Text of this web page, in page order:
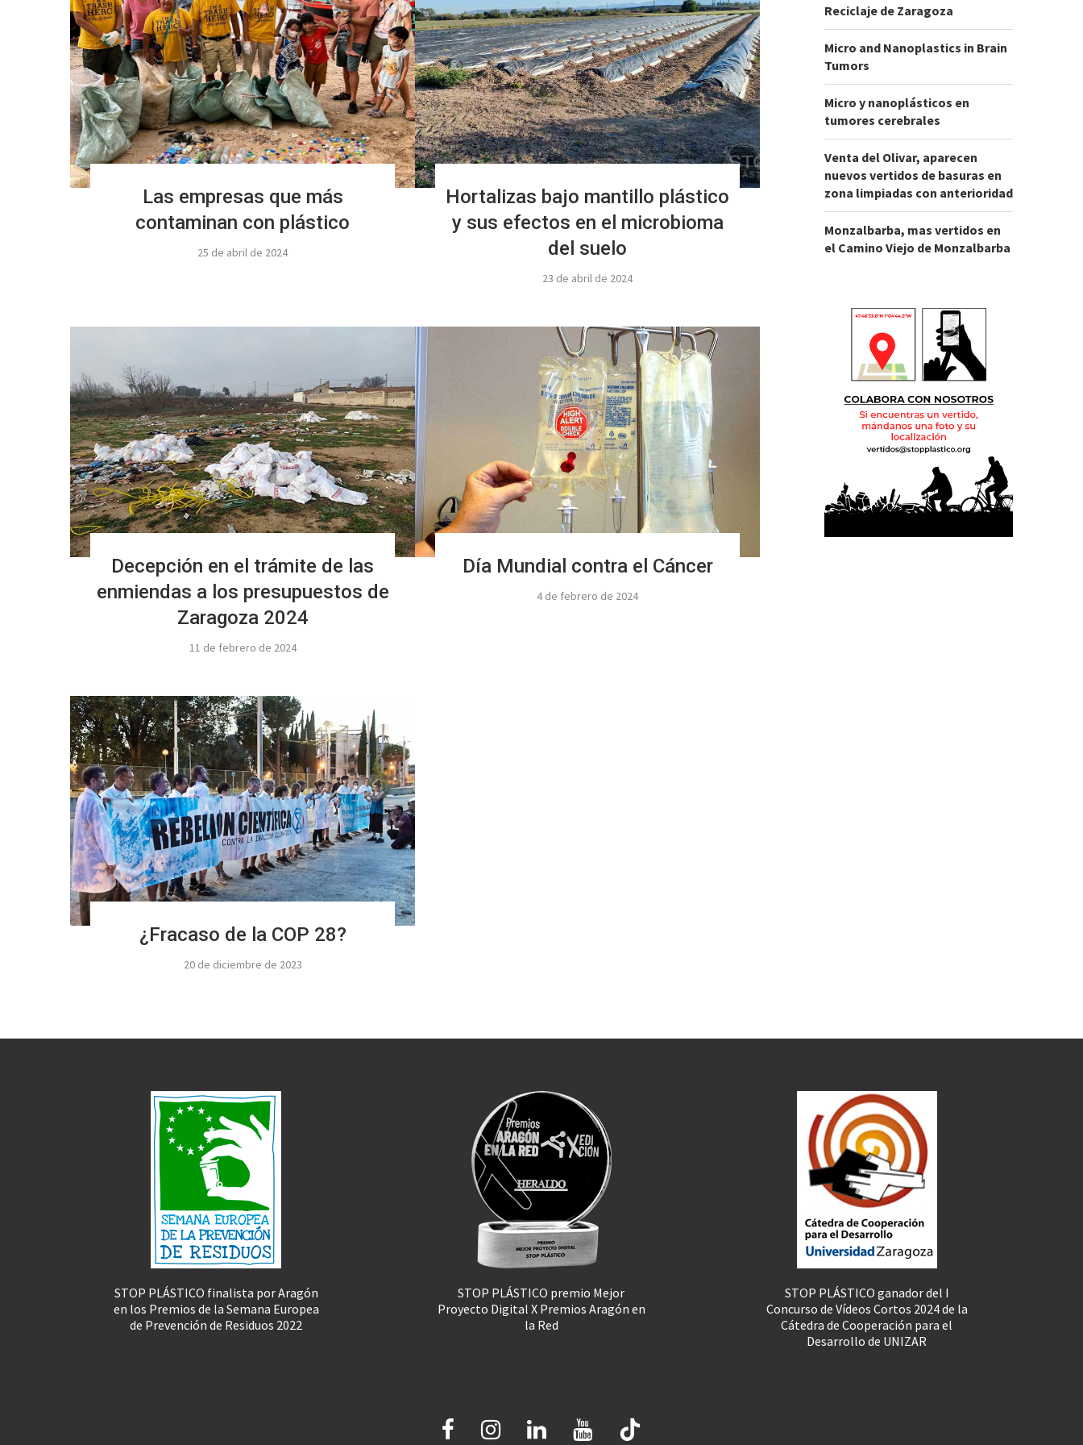
Las empresas que más
contaminan con plástico
25 de abril de 2024
Hortalizas bajo mantillo plástico
y sus efectos en el microbioma
del suelo
23 de abril de 2024
Decepción en el trámite de las
enmiendas a los presupuestos de
Zaragoza 2024
11 de febrero de 2024
Día Mundial contra el Cáncer
4 de febrero de 2024
¿Fracaso de la COP 28?
20 de diciembre de 2023
Reciclaje de Zaragoza
Micro and Nanoplastics in Brain
Tumors
Micro y nanoplásticos en
tumores cerebrales
Venta del Olivar, aparecen
nuevos vertidos de basuras en
zona limpiadas con anterioridad
Monzalbarba, mas vertidos en
el Camino Viejo de Monzalbarba
STOP PLÁSTICO finalista por Aragón
en los Premios de la Semana Europea
de Prevención de Residuos 2022
STOP PLÁSTICO premio Mejor
Proyecto Digital X Premios Aragón en
la Red
STOP PLÁSTICO ganador del I
Concurso de Vídeos Cortos 2024 de la
Cátedra de Cooperación para el
Desarrollo de UNIZAR